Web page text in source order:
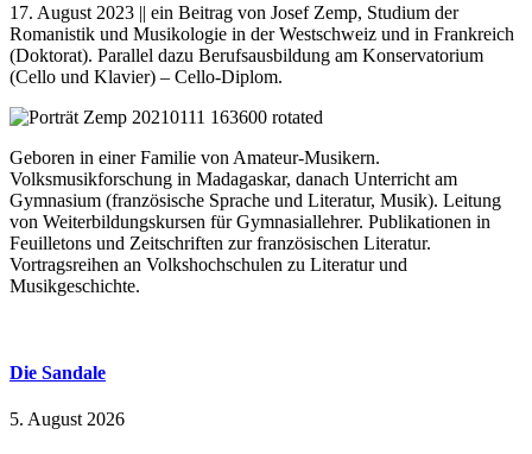
17. August 2023 || ein Beitrag von Josef Zemp, Studium der
Romanistik und Musikologie in der Westschweiz und in Frankreich
(Doktorat). Parallel dazu Berufsausbildung am Konservatorium
(Cello und Klavier) – Cello-Diplom.
Geboren in einer Familie von Amateur-Musikern.
Volksmusikforschung in Madagaskar, danach Unterricht am
Gymnasium (französische Sprache und Literatur, Musik). Leitung
von Weiterbildungskursen für Gymnasiallehrer. Publikationen in
Feuilletons und Zeitschriften zur französischen Literatur.
Vortragsreihen an Volkshochschulen zu Literatur und
Musikgeschichte.
Die Sandale
5. August 2026